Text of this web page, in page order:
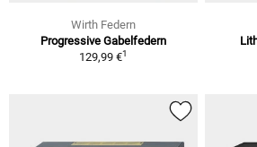
Wirth Federn
Progressive Gabelfedern
129,99 €1